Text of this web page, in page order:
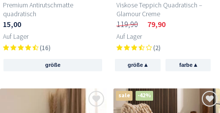
Premium Antirutschmatte
quadratisch
15,00
Auf Lager
(16)
größe
Viskose Teppich Quadratisch –
Glamour Creme
119,90 79,90
Auf Lager
(2)
größe▴ farbe ▴
sale -42%